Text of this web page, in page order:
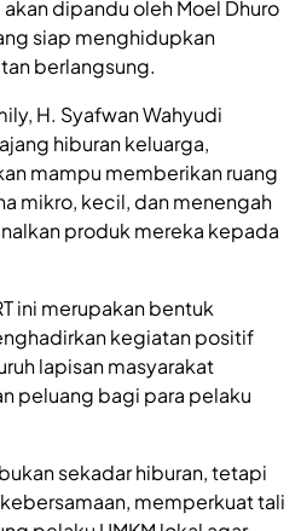
dipandu oleh Moel Dhuro
siap menghidupkan
berlangsung.
H. Syafwan Wahyudi
hiburan keluarga,
mampu memberikan ruang
mikro, kecil, dan menengah
produk mereka kepada
ini merupakan bentuk
kegiatan positif
lapisan masyarakat
peluang bagi para pelaku
sekadar hiburan, tetapi
memperkuat tali